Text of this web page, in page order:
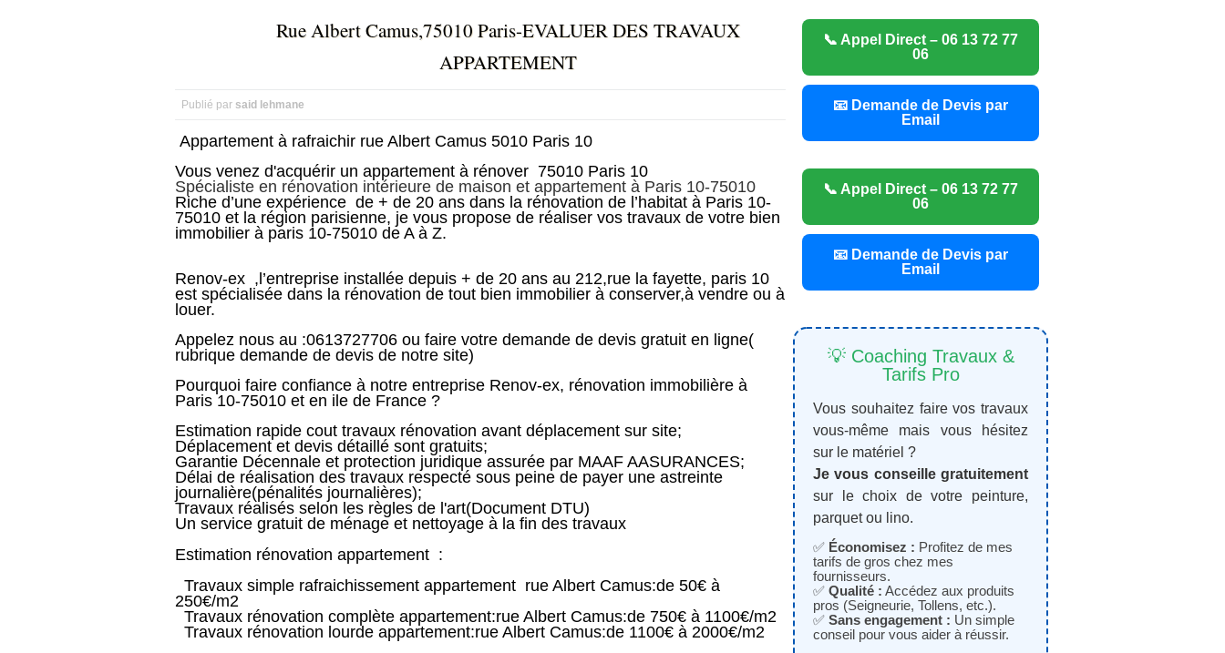
Rue Albert Camus,75010 Paris-EVALUER DES TRAVAUX
APPARTEMENT
Publié par said lehmane
Appartement à rafraichir rue Albert Camus 5010 Paris 10
Vous venez d'acquérir un appartement à rénover 75010 Paris 10
Spécialiste en rénovation intérieure de maison et appartement à Paris 10-75010
Riche d’une expérience de + de 20 ans dans la rénovation de l’habitat à Paris 10-
75010 et la région parisienne, je vous propose de réaliser vos travaux de votre bien
immobilier à paris 10-75010 de A à Z.
Renov-ex ,l’entreprise installée depuis + de 20 ans au 212,rue la fayette, paris 10
est spécialisée dans la rénovation de tout bien immobilier à conserver,à vendre ou à
louer.
Appelez nous au :0613727706 ou faire votre demande de devis gratuit en ligne(
rubrique demande de devis de notre site)
Pourquoi faire confiance à notre entreprise Renov-ex, rénovation immobilière à
Paris 10-75010 et en ile de France ?
Estimation rapide cout travaux rénovation avant déplacement sur site;
Déplacement et devis détaillé sont gratuits;
Garantie Décennale et protection juridique assurée par MAAF AASURANCES;
Délai de réalisation des travaux respecté sous peine de payer une astreinte
journalière(pénalités journalières);
Travaux réalisés selon les règles de l'art(Document DTU)
Un service gratuit de ménage et nettoyage à la fin des travaux
Estimation rénovation appartement :
Travaux simple rafraichissement appartement rue Albert Camus:de 50€ à
250€/m2
Travaux rénovation complète appartement:rue Albert Camus:de 750€ à 1100€/m2
Travaux rénovation lourde appartement:rue Albert Camus:de 1100€ à 2000€/m2
📞 Appel Direct – 06 13 72 77
06
📧 Demande de Devis par
Email
📞 Appel Direct – 06 13 72 77
06
📧 Demande de Devis par
Email
💡 Coaching Travaux &
Tarifs Pro
Vous souhaitez faire vos travaux
vous-même mais vous hésitez
sur le matériel ?
Je vous conseille gratuitement
sur le choix de votre peinture,
parquet ou lino.
✅ Économisez : Profitez de mes
tarifs de gros chez mes
fournisseurs.
✅ Qualité : Accédez aux produits
pros (Seigneurie, Tollens, etc.).
✅ Sans engagement : Un simple
conseil pour vous aider à réussir.